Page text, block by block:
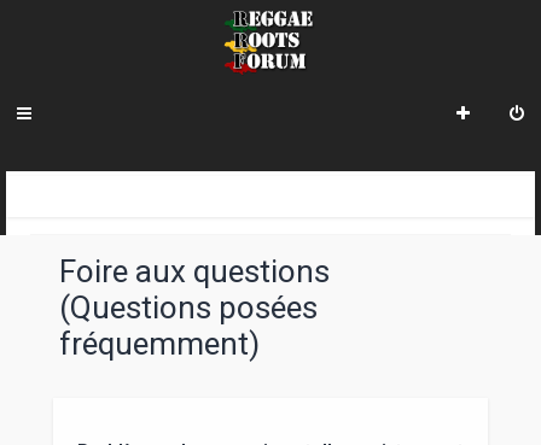
Foire aux questions
(Questions posées
fréquemment)